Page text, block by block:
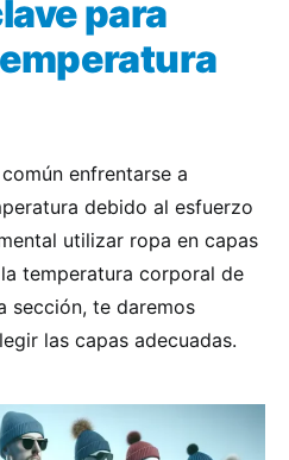
para
enfrentarse a
debido al esfuerzo
utilizar ropa en capas
temperatura corporal de
sección, te daremos
las capas adecuadas.